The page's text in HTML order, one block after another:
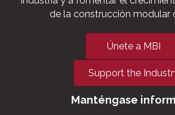
modular
Involúcrate
El MBI se compromete a eliminar
industria y a fomentar el
de la construcción modular